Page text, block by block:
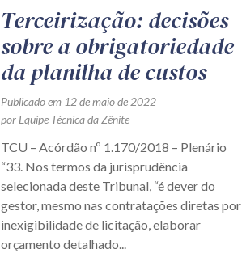
Terceirização: decisões
sobre a obrigatoriedade
da planilha de custos
Publicado em 12 de maio de 2022
por Equipe Técnica da Zênite
TCU – Acórdão nº 1.170/2018 – Plenário
“33. Nos termos da jurisprudência
selecionada deste Tribunal, “é dever do
gestor, mesmo nas contratações diretas por
inexigibilidade de licitação, elaborar
orçamento detalhado...